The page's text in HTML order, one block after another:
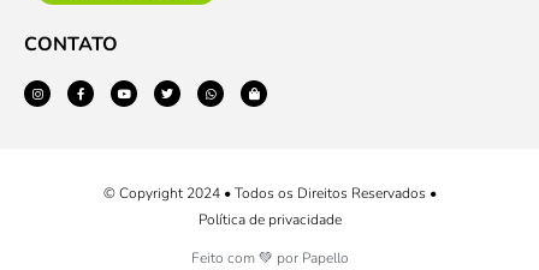
CONTATO
© Copyright 2024 • Todos os Direitos Reservados •
Política de privacidade
Feito com 💚 por Papello